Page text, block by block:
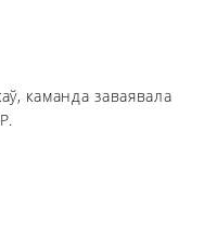
каманда заваявала